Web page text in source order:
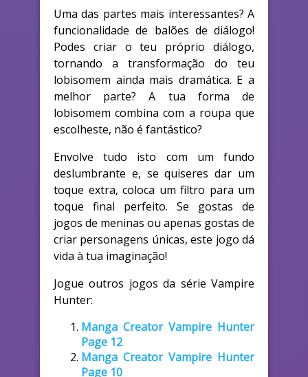
Uma das partes mais interessantes? A
funcionalidade de balões de diálogo!
Podes criar o teu próprio diálogo,
tornando a transformação do teu
lobisomem ainda mais dramática. E a
melhor parte? A tua forma de
lobisomem combina com a roupa que
escolheste, não é fantástico?
Envolve tudo isto com um fundo
deslumbrante e, se quiseres dar um
toque extra, coloca um filtro para um
toque final perfeito. Se gostas de
jogos de meninas ou apenas gostas de
criar personagens únicas, este jogo dá
vida à tua imaginação!
Jogue outros jogos da série Vampire
Hunter:
Manga Creator Vampire Hunter
Page 12
Manga Creator Vampire Hunter
Page 10